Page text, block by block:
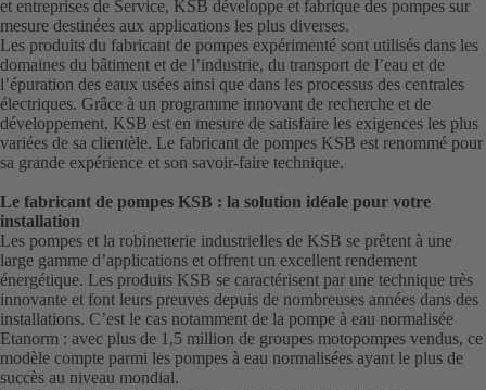
et entreprises de Service, KSB développe et fabrique des pompes sur
mesure destinées aux applications les plus diverses.
Les produits du fabricant de pompes expérimenté sont utilisés dans les
domaines du bâtiment et de l’industrie, du transport de l’eau et de
l’épuration des eaux usées ainsi que dans les processus des centrales
électriques. Grâce à un programme innovant de recherche et de
développement, KSB est en mesure de satisfaire les exigences les plus
variées de sa clientèle. Le fabricant de pompes KSB est renommé pour
sa grande expérience et son savoir-faire technique.
Le fabricant de pompes KSB : la solution idéale pour votre
installation
Les pompes et la robinetterie industrielles de KSB se prêtent à une
large gamme d’applications et offrent un excellent rendement
énergétique. Les produits KSB se caractérisent par une technique très
innovante et font leurs preuves depuis de nombreuses années dans des
installations. C’est le cas notamment de la pompe à eau normalisée
Etanorm : avec plus de 1,5 million de groupes motopompes vendus, ce
modèle compte parmi les pompes à eau normalisées ayant le plus de
succès au niveau mondial.